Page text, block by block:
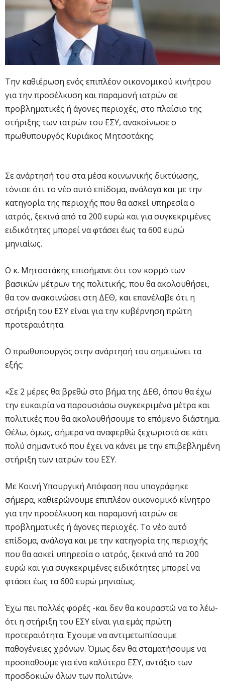
Την καθιέρωση ενός επιπλέον οικονομικού κινήτρου
για την προσέλκυση και παραμονή ιατρών σε
προβληματικές ή άγονες περιοχές, στο πλαίσιο της
στήριξης των ιατρών του ΕΣΥ, ανακοίνωσε ο
πρωθυπουργός Κυριάκος Μητσοτάκης.
Σε ανάρτησή του στα μέσα κοινωνικής δικτύωσης,
τόνισε ότι το νέο αυτό επίδομα, ανάλογα και με την
κατηγορία της περιοχής που θα ασκεί υπηρεσία ο
ιατρός, ξεκινά από τα 200 ευρώ και για συγκεκριμένες
ειδικότητες μπορεί να φτάσει έως τα 600 ευρώ
μηνιαίως.
Ο κ. Μητσοτάκης επισήμανε ότι τον κορμό των
βασικών μέτρων της πολιτικής, που θα ακολουθήσει,
θα τον ανακοινώσει στη ΔΕΘ, και επανέλαβε ότι η
στήριξη του ΕΣΥ είναι για την κυβέρνηση πρώτη
προτεραιότητα.
Ο πρωθυπουργός στην ανάρτησή του σημειώνει τα
εξής:
«Σε 2 μέρες θα βρεθώ στο βήμα της ΔΕΘ, όπου θα έχω
την ευκαιρία να παρουσιάσω συγκεκριμένα μέτρα και
πολιτικές που θα ακολουθήσουμε το επόμενο διάστημα.
Θέλω, όμως, σήμερα να αναφερθώ ξεχωριστά σε κάτι
πολύ σημαντικό που έχει να κάνει με την επιβεβλημένη
στήριξη των ιατρών του ΕΣΥ.
Με Κοινή Υπουργική Απόφαση που υπογράφηκε
σήμερα, καθιερώνουμε επιπλέον οικονομικό κίνητρο
για την προσέλκυση και παραμονή ιατρών σε
προβληματικές ή άγονες περιοχές. Το νέο αυτό
επίδομα, ανάλογα και με την κατηγορία της περιοχής
που θα ασκεί υπηρεσία ο ιατρός, ξεκινά από τα 200
ευρώ και για συγκεκριμένες ειδικότητες μπορεί να
φτάσει έως τα 600 ευρώ μηνιαίως.
Έχω πει πολλές φορές -και δεν θα κουραστώ να το λέω-
ότι η στήριξη του ΕΣΥ είναι για εμάς πρώτη
προτεραιότητα. Έχουμε να αντιμετωπίσουμε
παθογένειες χρόνων. Όμως δεν θα σταματήσουμε να
προσπαθούμε για ένα καλύτερο ΕΣΥ, αντάξιο των
προσδοκιών όλων των πολιτών».